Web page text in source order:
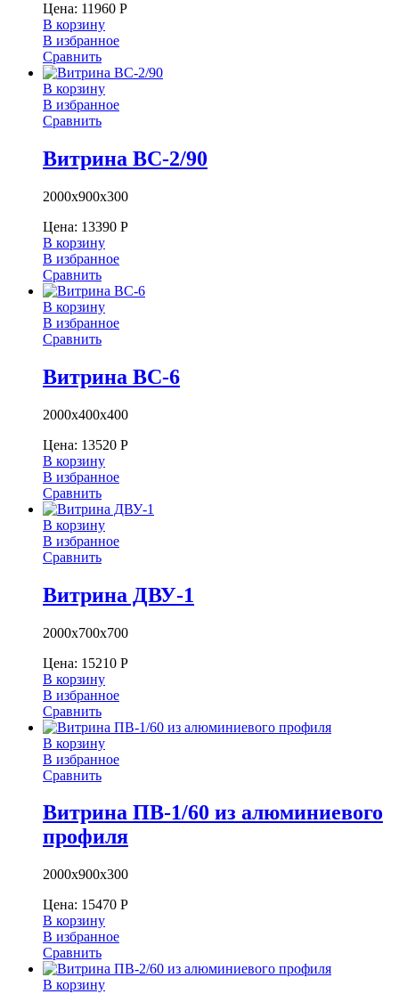
Цена: 11960 Р
В корзину
В избранное
Сравнить
В корзину
В избранное
Сравнить
Витрина ВС-2/90
2000х900х300
Цена: 13390 Р
В корзину
В избранное
Сравнить
В корзину
В избранное
Сравнить
Витрина ВС-6
2000х400х400
Цена: 13520 Р
В корзину
В избранное
Сравнить
В корзину
В избранное
Сравнить
Витрина ДВУ-1
2000х700х700
Цена: 15210 Р
В корзину
В избранное
Сравнить
В корзину
В избранное
Сравнить
Витрина ПВ-1/60 из алюминиевого
профиля
2000х900х300
Цена: 15470 Р
В корзину
В избранное
Сравнить
В корзину